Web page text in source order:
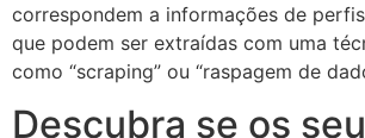
correspondem a informações de
que podem ser extraídas com uma
como “scraping” ou “raspagem de
Descubra se os